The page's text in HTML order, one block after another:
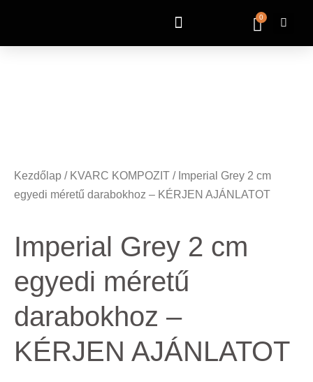
0
Kezdőlap / KVARC KOMPOZIT / Imperial Grey 2 cm
egyedi méretű darabokhoz – KÉRJEN AJÁNLATOT
Imperial Grey 2 cm
egyedi méretű
darabokhoz –
KÉRJEN AJÁNLATOT